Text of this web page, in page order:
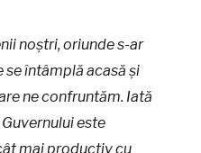
noștri, oriunde s-ar
se întâmplă acasă și
ne confruntăm. Iată
este
mai productiv cu